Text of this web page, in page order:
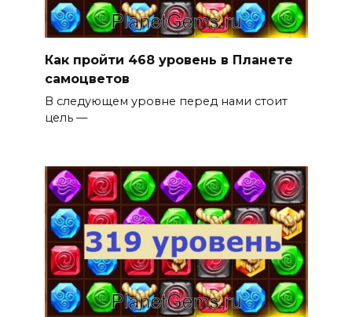
Как пройти 468 уровень в Планете
самоцветов
В следующем уровне перед нами стоит
цель —